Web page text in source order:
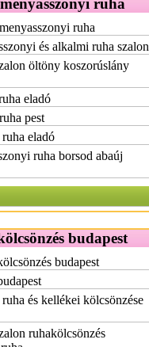
ruha
ruha
és alkalmi ruha szalon
öltöny koszorúslány
eladó
pest
eladó
ruha borsod abaúj
budapest
budapest
és kellékei kölcsönzése
ruhakölcsönzés